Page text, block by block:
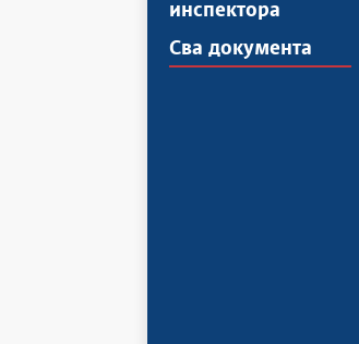
инспектора
Сва документа